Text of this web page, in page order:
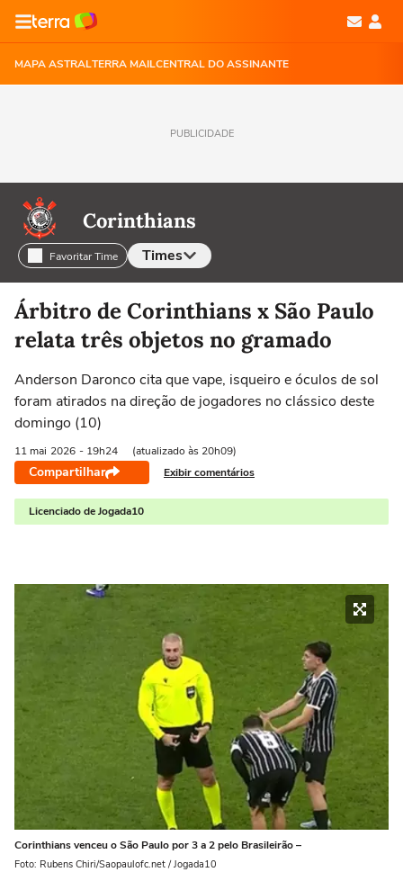
MAPA ASTRALTERRA MAILCENTRAL DO ASSINANTE
PUBLICIDADE
Corinthians
Favoritar Time Times
Selecione o time para ver as notícias
Árbitro de Corinthians x São Paulo
relata três objetos no gramado
Anderson Daronco cita que vape, isqueiro e óculos de sol
foram atirados na direção de jogadores no clássico deste
domingo (10)
11 mai 2026 - 19h24 (atualizado às 20h09)
Compartilhar Exibir comentários
Licenciado de Jogada10
Corinthians venceu o São Paulo por 3 a 2 pelo Brasileirão –
Foto: Rubens Chiri/Saopaulofc.net / Jogada10